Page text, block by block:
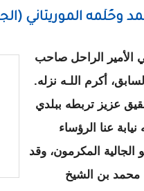
وحُلْمه الموريتاني
الأمير الراحل صاحب
أكرم اللـه نزله.
عزيز تربطه ببلدي
عنا الرؤساء
الجالية المكرمون، وقد
محمد بن الشيخ